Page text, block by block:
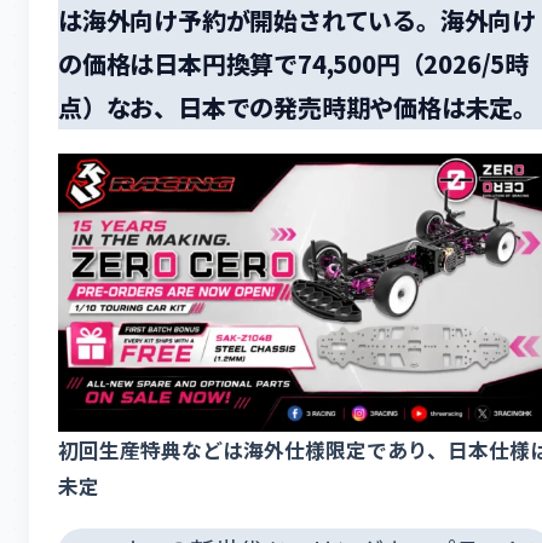
は海外向け予約が開始されている。海外向け
の価格は日本円換算で74,500円（2026/5時
点）なお、日本での発売時期や価格は未定。
初回生産特典などは海外仕様限定であり、日本仕様
未定